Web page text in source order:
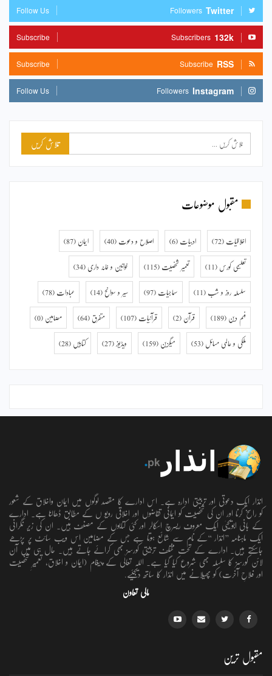
Twitter
Followers
Follow Us
132k
Subscribers
Subscribe
RSS
Subscribe
Subscribe
Instagram
Followers
Follow Us
مقبول موضوعات
اخلاقیات (72) ادبیات (6) اصلاح و دعوت (40) ایمان (87)
تعلیمی کورس (11) تعمیر شخصیت (115) خواتین و خانہ داری (34)
سلسلہ روز و شب (11) سماجیات (97) سیر و سوانح (14) عبادات (78)
فہم دین (189) قرآن (2) قرآنیات (107) متفرق (64) مضامین (0)
ملکی و عالمی مسائل (53) میگزین (159) ویڈیوز (27) کتابیں (28)
انذار ایک دعوتی اور تربیتی ادارہ ہے۔ اس ادارے کا مقصد لوگوں میں ایمان واخلاق کے شعور
کو راسخ کرنا اور ان کی شخصیت کو ایمانی تقاضوں اور اخلاقی رویو ں کے مطابق ڈھالنا ہے۔ ادارے
کے بانی ابویحییٰ ایک معروف ریسرچ اسکالر اور کئی کتابوں کے مصنف ہیں۔ ان کی زیر نگرانی
ایک ماہنامہ ’’انذار ‘‘کے نام سے شائع ہوتا ہے جس کے مضامین اس ویب سائٹ پر پڑھے
جاسکتے ہیں۔ ادارے کے تحت مختلف تربیتی کورسز بھی کرائے جاتے ہیں۔ حال ہی میں آن
لائن کورسز کا سلسلہ بھی شروع کیا گیا ہے۔ اللہ تعالٰی کے پیغام (ایمان و اخلاق، تعمیرِ شخصیت
اور فلاحِ آخرت) کو پھیلانے میں انذار کا ساتھ دیجئیے.
مالی تعاون
مقبول ترین